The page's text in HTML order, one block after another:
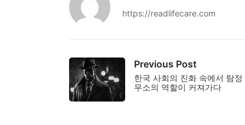
https://readlifecare.com
Previous Post
한국 사회의 진화 속에서 탐정
무소의 역할이 커져가다